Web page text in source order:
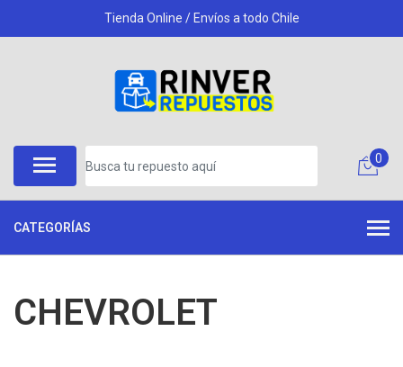
Tienda Online / Envíos a todo Chile
0
CATEGORÍAS
CHEVROLET